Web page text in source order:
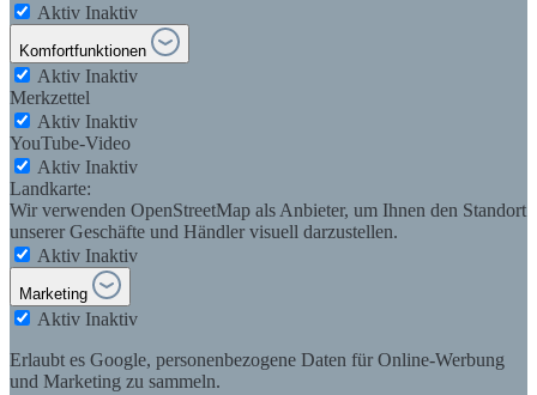
Aktiv Inaktiv
Komfortfunktionen
Aktiv Inaktiv
Merkzettel
Aktiv Inaktiv
YouTube-Video
Aktiv Inaktiv
Landkarte:
Wir verwenden OpenStreetMap als Anbieter, um Ihnen den Standort
unserer Geschäfte und Händler visuell darzustellen.
Aktiv Inaktiv
Marketing
Aktiv Inaktiv
Erlaubt es Google, personenbezogene Daten für Online-Werbung
und Marketing zu sammeln.